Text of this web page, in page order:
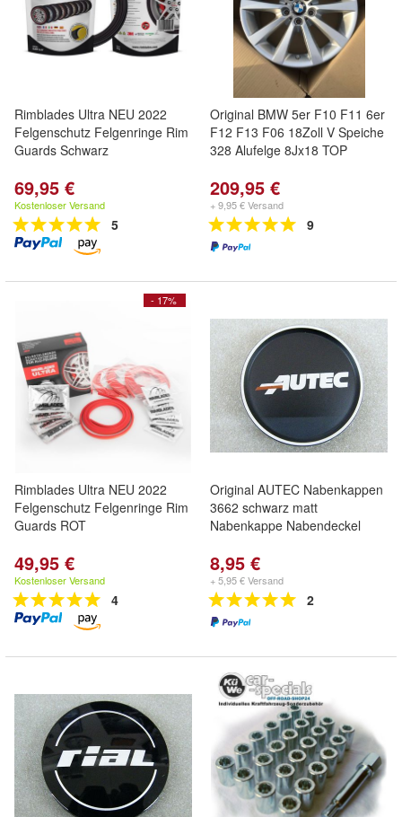
Rimblades Ultra NEU 2022
Felgenschutz Felgenringe Rim
Guards Schwarz
69,95 €
Kostenloser Versand
5
Original BMW 5er F10 F11 6er
F12 F13 F06 18Zoll V Speiche
328 Alufelge 8Jx18 TOP
209,95 €
+ 9,95 € Versand
9
- 17%
Rimblades Ultra NEU 2022
Felgenschutz Felgenringe Rim
Guards ROT
49,95 €
Kostenloser Versand
4
Original AUTEC Nabenkappen
3662 schwarz matt
Nabenkappe Nabendeckel
8,95 €
+ 5,95 € Versand
2